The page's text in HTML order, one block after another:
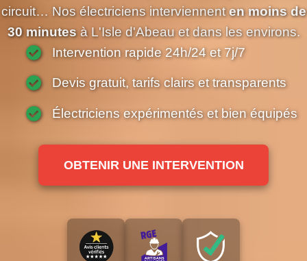
circuit… Nos électriciens interviennenten moins de
30 minutesà L'Isle d'Abeau et dans les environs.
Intervention rapide 24h/24 et 7j/7
Devis gratuit, tarifs clairs et transparents
Électriciens expérimentés et bien équipés
OBTENIR UNE INTERVENTION